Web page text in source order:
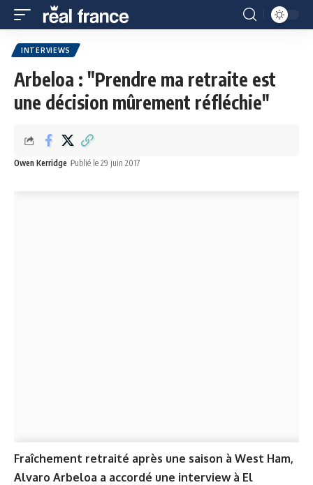
INTERVIEWS
Arbeloa : "Prendre ma retraite est
une décision mûrement réfléchie"
Owen Kerridge Publié le 29 juin 2017
Fraîchement retraité après une saison à West Ham,
Alvaro Arbeloa a accordé une interview à El